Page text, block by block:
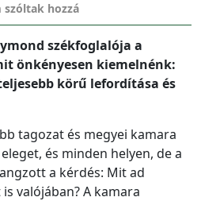
szóltak hozzá
székfoglalója a
önkényesen kiemelnénk:
körű lefordítása és
tagozat és megyei kamara
és minden helyen, de a
a kérdés: Mit ad
valójában? A kamara